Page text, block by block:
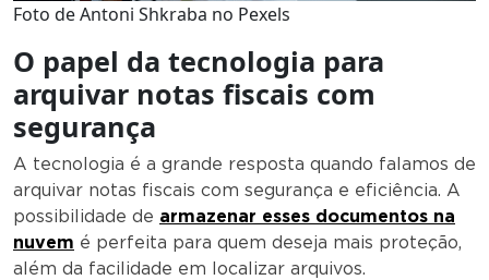
Foto de Antoni Shkraba no Pexels
O papel da tecnologia para
arquivar notas fiscais com
segurança
A tecnologia é a grande resposta quando falamos de
arquivar notas fiscais com segurança e eficiência. A
possibilidade de armazenar esses documentos na
nuvem é perfeita para quem deseja mais proteção,
além da facilidade em localizar arquivos.